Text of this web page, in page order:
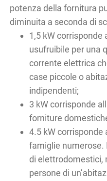
potenza della fornitura
diminuita a seconda di
1,5 kW
usufruibile per una
corrente elettrica
case piccole o
indipendenti;
3 kW corrisponde
forniture
4.5 kW corrisponde
famiglie numerose.
di elettrodomestici,
persone di